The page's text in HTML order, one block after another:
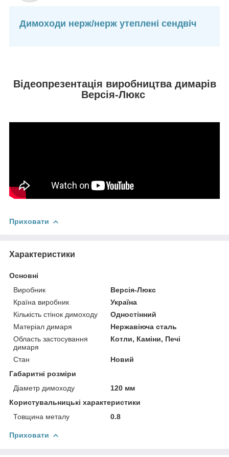
Димоходи нерж/нерж утеплені сендвіч
Відеопрезентація виробництва димарів
Версія-Люкс
Приховати
Характеристики
Основні
Виробник
Версія-Люкс
Країна виробник
Україна
Кількість стінок димоходу
Одностінний
Матеріал димаря
Нержавіюча сталь
Область застосування
димаря
Котли, Каміни, Печі
Стан
Новий
Габаритні розміри
Діаметр димоходу
120 мм
Користувальницькі характеристики
Товщина металу
0.8
Приховати